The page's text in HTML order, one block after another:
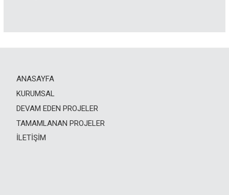
ANASAYFA
KURUMSAL
DEVAM EDEN PROJELER
TAMAMLANAN PROJELER
İLETIŞIM